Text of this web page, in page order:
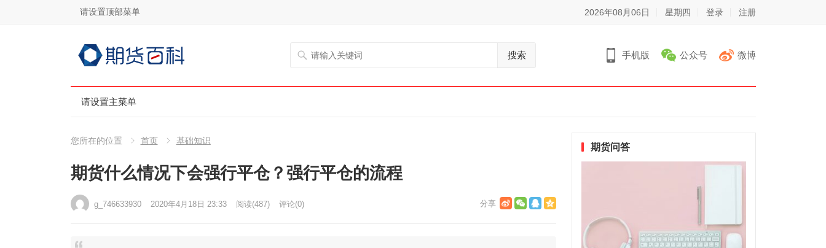
请设置顶部菜单 2026年08月06日 星期四 登录 注册
搜索 手机版 公众号 微博
请设置主菜单
您所在的位置 首页 基础知识
期货什么情况下会强行平仓？强行平仓的流程
g_746633930 2020年4月18日 23:33 阅读(487) 评论(0)
期货问答